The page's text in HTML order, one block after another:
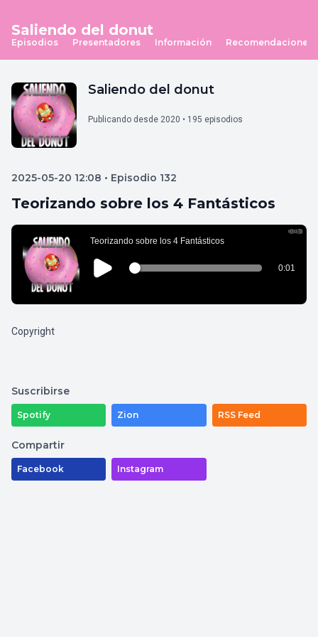
Saliendo del donut
Episodios Presentadores Información Recomendaciones
Saliendo del donut
Publicando desde 2020 • 195 episodios
2025-05-20 12:08 • Episodio 132
Teorizando sobre los 4 Fantásticos
Copyright
Suscribirse
Spotify Zion RSS Feed
Compartir
Facebook Instagram